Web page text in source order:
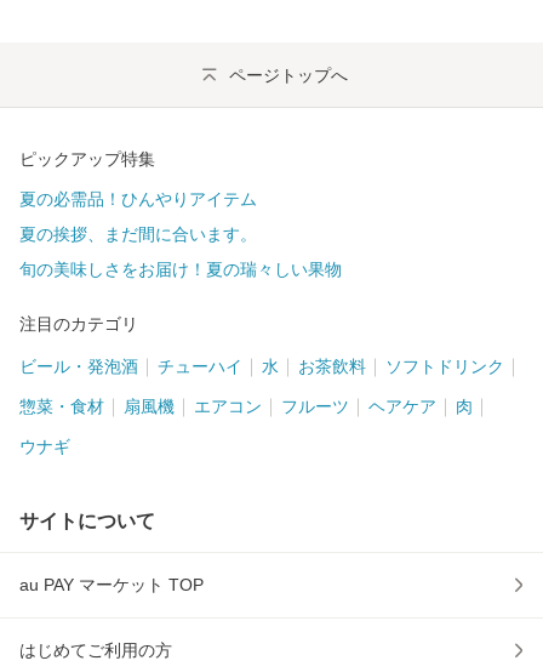
ページトップへ
ピックアップ特集
夏の必需品！ひんやりアイテム
夏の挨拶、まだ間に合います。
旬の美味しさをお届け！夏の瑞々しい果物
注目のカテゴリ
ビール・発泡酒 チューハイ 水 お茶飲料 ソフトドリンク
惣菜・食材 扇風機 エアコン フルーツ ヘアケア 肉
ウナギ
サイトについて
au PAY マーケット TOP
はじめてご利用の方